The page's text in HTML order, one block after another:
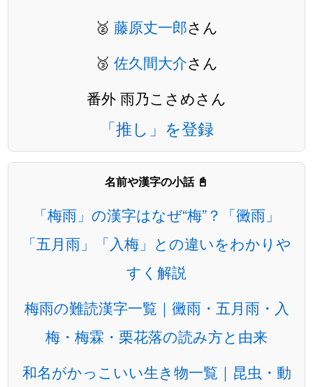
🥈 藤原丈一郎さん
🥉 佐久間大介さん
番外 雨乃こさめさん
「推し」を登録
名前や漢字の小話 📓
「梅雨」の漢字はなぜ“梅”？「黴雨」
「五月雨」「入梅」との違いをわかりや
すく解説
梅雨の難読漢字一覧｜黴雨・五月雨・入
梅・梅霖・栗花落の読み方と由来
和名がかっこいい生き物一覧｜昆虫・動